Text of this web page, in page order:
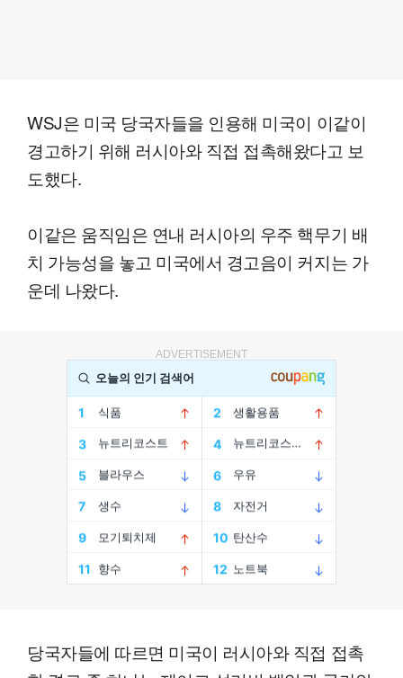
WSJ은 미국 당국자들을 인용해 미국이 이같이
경고하기 위해 러시아와 직접 접촉해왔다고 보
도했다.
이같은 움직임은 연내 러시아의 우주 핵무기 배
치 가능성을 놓고 미국에서 경고음이 커지는 가
운데 나왔다.
ADVERTISEMENT
당국자들에 따르면 미국이 러시아와 직접 접촉